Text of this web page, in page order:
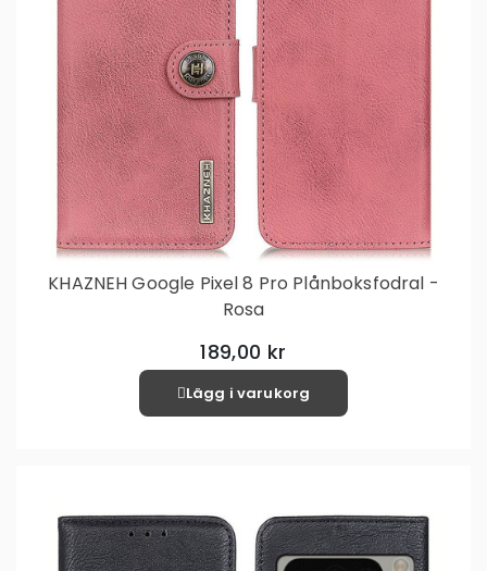
KHAZNEH Google Pixel 8 Pro Plånboksfodral -
Rosa
189,00 kr
Lägg i varukorg